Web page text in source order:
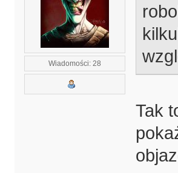
Wiadomości: 28
Tak